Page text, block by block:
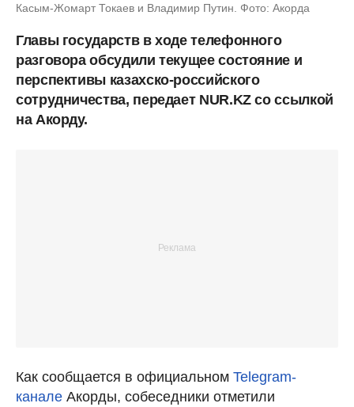
Касым-Жомарт Токаев и Владимир Путин. Фото: Акорда
Главы государств в ходе телефонного
разговора обсудили текущее состояние и
перспективы казахско-российского
сотрудничества, передает NUR.KZ со ссылкой
на Акорду.
Как сообщается в официальном Telegram-
канале Акорды, собеседники отметили